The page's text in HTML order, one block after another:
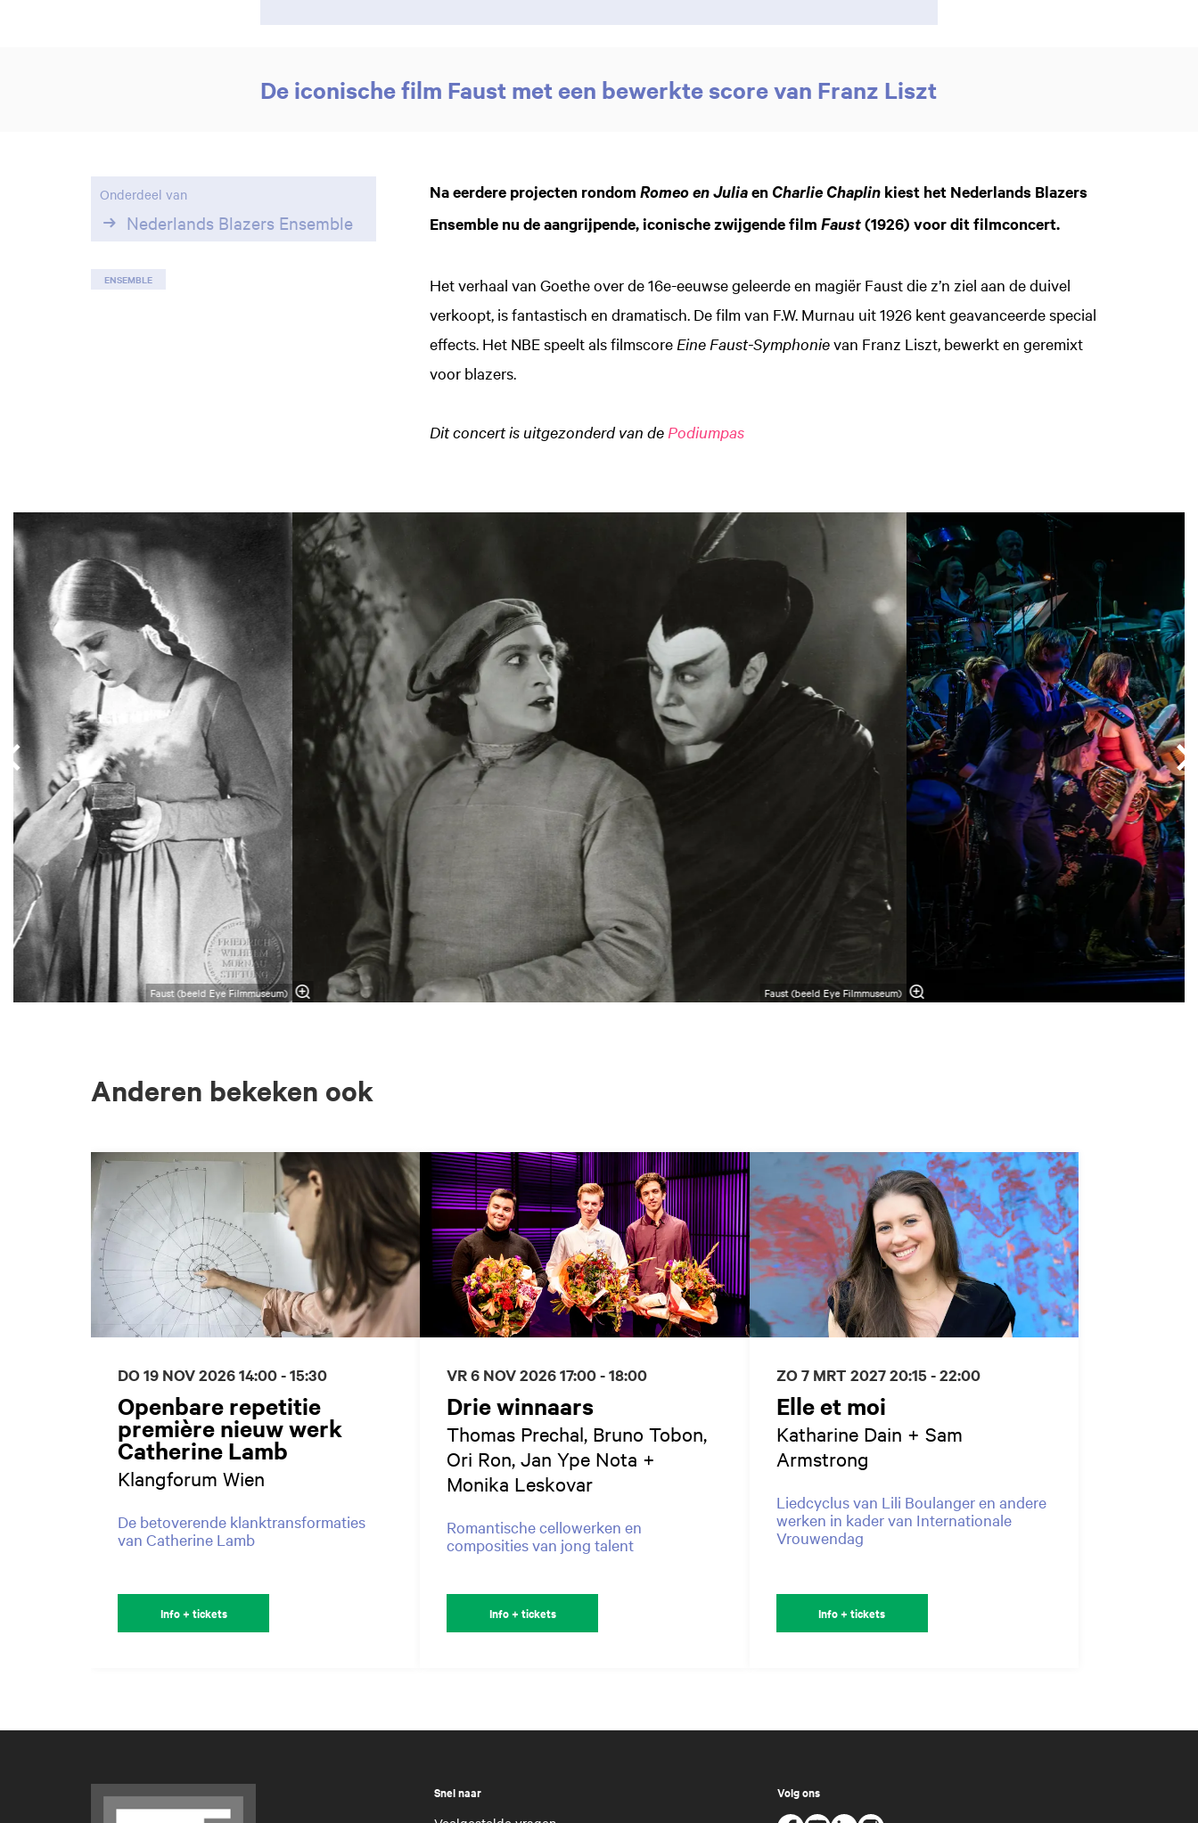
De iconische film Faust met een bewerkte score van Franz Liszt
Na eerdere projecten rondom Romeo en Juliaen Charlie Chaplinkiest het Nederlands Blazers
Ensemble nu de aangrijpende, iconische zwijgende film Faust(1926) voor dit filmconcert.
Het verhaal van Goethe over de 16e-eeuwse geleerde en magiër Faust die z’n ziel aan de duivel
verkoopt, is fantastisch en dramatisch. De film van F.W. Murnau uit 1926 kent geavanceerde special
effects. Het NBE speelt als filmscoreEine Faust-Symphonievan Franz Liszt, bewerkt en geremixt
voor blazers.
Dit concert is uitgezonderd van de Podiumpas
Onderdeel van
Nederlands Blazers Ensemble
ENSEMBLE
Faust (beeld Eye Filmmuseum) Faust (beeld Eye Filmmuseum)
Inzoomen
Anderen bekeken ook
Openbare repetitie
première nieuw werk
Catherine Lamb
Klangforum Wien
De betoverende klanktransformaties
van Catherine Lamb
DO 19 NOV 202614:00 - 15:30
Info + tickets
Drie winnaars
Thomas Prechal, Bruno Tobon,
Ori Ron, Jan Ype Nota +
Monika Leskovar
Romantische cellowerken en
composities van jong talent
VR 6 NOV 202617:00 - 18:00
Info + tickets
Elle et moi
Katharine Dain + Sam
Armstrong
Liedcyclus van Lili Boulanger en andere
werken in kader van Internationale
Vrouwendag
ZO 7 MRT 202720:15 - 22:00
Info + tickets
Snel naar Volg ons